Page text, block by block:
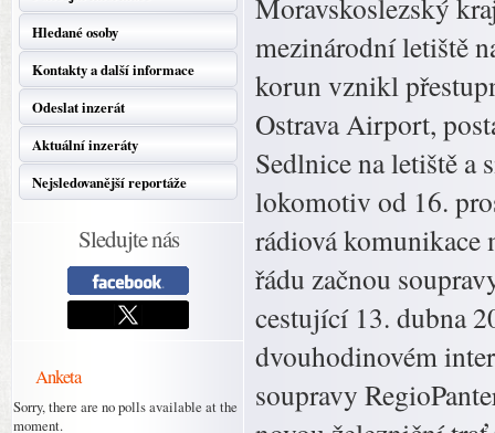
Hledané osoby
Kontakty a další informace
Odeslat inzerát
Aktuální inzeráty
Nejsledovanější reportáže
Sledujte nás
Anketa
Sorry, there are no polls available at the
moment.
Moravskoslezský
mezinárodní letiště
korun vznikl
Ostrava Airport,
Sedlnice na letiště
lokomotiv od 16.
rádiová
řádu začnou
cestující 13. dubna
dvouhodinovém
soupravy